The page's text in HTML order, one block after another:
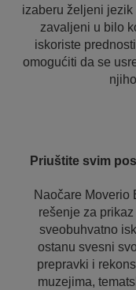
izaberu željeni
zavaljeni u bilo
iskoriste
omogućiti da se
Priuštite svim
Naočare Moverio
rešenje za
sveobuhvatno
ostanu svesni
prepravki i
muzejima,